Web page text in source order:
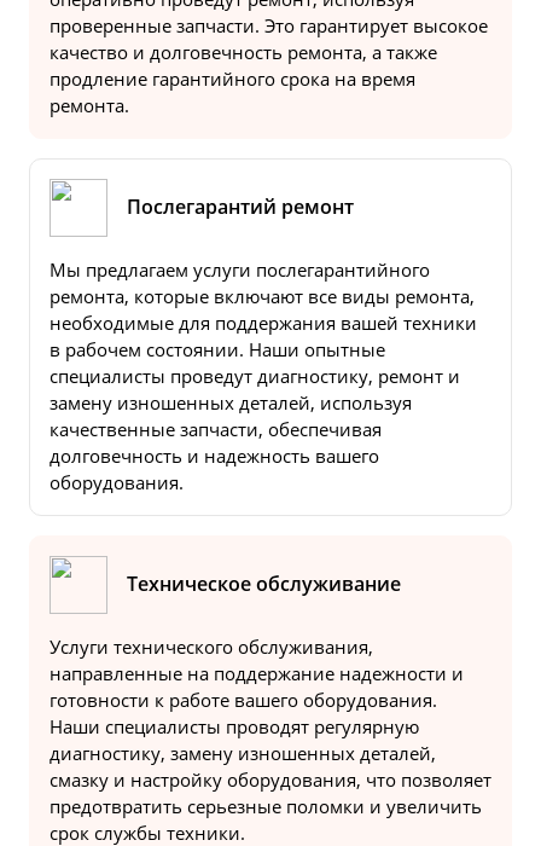
проверенные запчасти. Это гарантирует высокое
качество и долговечность ремонта, а также
продление гарантийного срока на время
ремонта.
Послегарантий ремонт
Мы предлагаем услуги послегарантийного
ремонта, которые включают все виды ремонта,
необходимые для поддержания вашей техники
в рабочем состоянии. Наши опытные
специалисты проведут диагностику, ремонт и
замену изношенных деталей, используя
качественные запчасти, обеспечивая
долговечность и надежность вашего
оборудования.
Техническое обслуживание
Услуги технического обслуживания,
направленные на поддержание надежности и
готовности к работе вашего оборудования.
Наши специалисты проводят регулярную
диагностику, замену изношенных деталей,
смазку и настройку оборудования, что позволяет
предотвратить серьезные поломки и увеличить
срок службы техники.